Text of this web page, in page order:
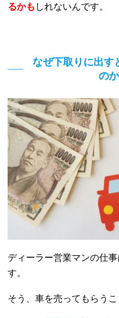
るかも しれないんです。
なぜ下取りに出す
の
ディーラー営業マンの仕
す。
そう、車を売ってもらうこ